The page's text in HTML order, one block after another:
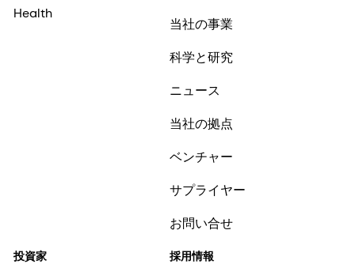
Health
当社の事業
科学と研究
ニュース
当社の拠点
ベンチャー
サプライヤー
お問い合せ
投資家 採用情報